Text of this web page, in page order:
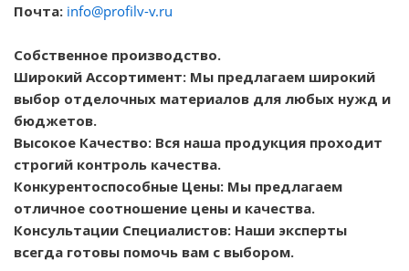
Почта: info@profilv-v.ru
Собственное производство.
Широкий Ассортимент: Мы предлагаем широкий
выбор отделочных материалов для любых нужд и
бюджетов.
Высокое Качество: Вся наша продукция проходит
строгий контроль качества.
Конкурентоспособные Цены: Мы предлагаем
отличное соотношение цены и качества.
Консультации Специалистов: Наши эксперты
всегда готовы помочь вам с выбором.